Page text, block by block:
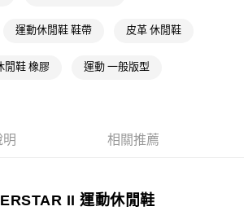
含以上)免運費
含以上)免運費
運動休閒鞋 鞋帶 皮革 休閒鞋
閒鞋 橡膠 運動 一般版型
明 相關推薦
II 運動休閒鞋